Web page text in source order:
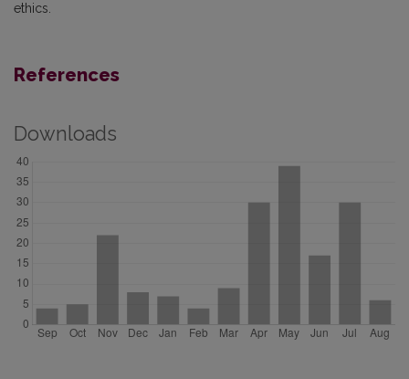
ethics.
References
Downloads